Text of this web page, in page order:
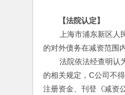
【法院认定】
上海市浦东新区人民
的对外债务在减资范围
法院依法经查明认为
的相关规定，C公司不
注册资金、刊登《减资